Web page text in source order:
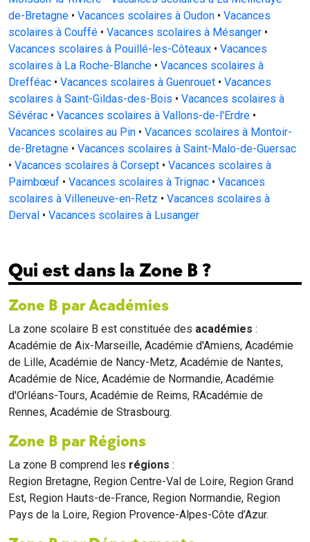
de-Bretagne • Vacances scolaires à Oudon • Vacances
scolaires à Couffé • Vacances scolaires à Mésanger •
Vacances scolaires à Pouillé-les-Côteaux • Vacances
scolaires à La Roche-Blanche • Vacances scolaires à
Drefféac • Vacances scolaires à Guenrouet • Vacances
scolaires à Saint-Gildas-des-Bois • Vacances scolaires à
Sévérac • Vacances scolaires à Vallons-de-l'Erdre •
Vacances scolaires au Pin • Vacances scolaires à Montoir-
de-Bretagne • Vacances scolaires à Saint-Malo-de-Guersac
• Vacances scolaires à Corsept • Vacances scolaires à
Paimbœuf • Vacances scolaires à Trignac • Vacances
scolaires à Villeneuve-en-Retz • Vacances scolaires à
Derval • Vacances scolaires à Lusanger
Qui est dans la Zone B ?
Zone B par Académies
La zone scolaire B est constituée des académies :
Académie de Aix-Marseille, Académie d'Amiens, Académie
de Lille, Académie de Nancy-Metz, Académie de Nantes,
Académie de Nice, Académie de Normandie, Académie
d'Orléans-Tours, Académie de Reims, RAcadémie de
Rennes, Académie de Strasbourg.
Zone B par Régions
La zone B comprend les régions :
Region Bretagne, Region Centre-Val de Loire, Region Grand
Est, Region Hauts-de-France, Region Normandie, Region
Pays de la Loire, Region Provence-Alpes-Côte d’Azur.